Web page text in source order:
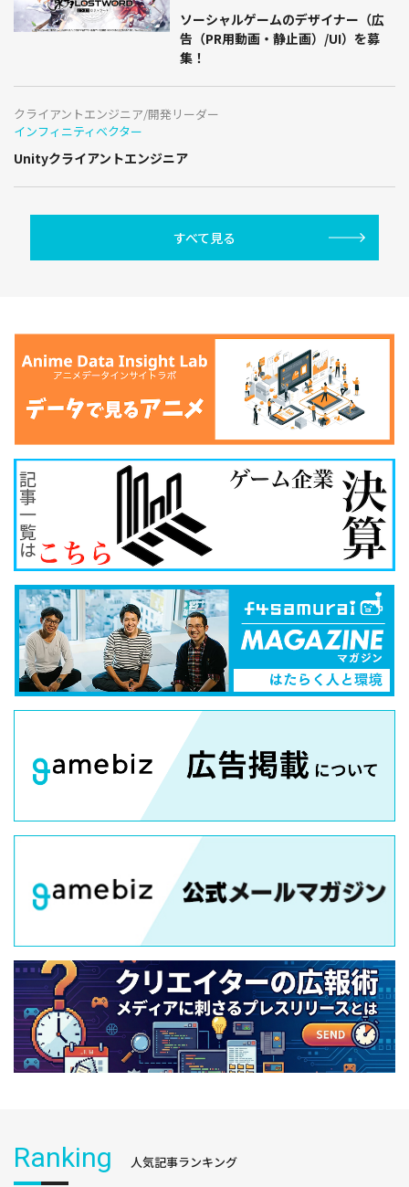
ソーシャルゲームのデザイナー（広
告（PR用動画・静止画）/UI）を募
集！
クライアントエンジニア/開発リーダー
インフィニティベクター
Unityクライアントエンジニア
すべて見る
Ranking 人気記事ランキング